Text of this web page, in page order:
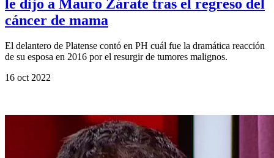
le dijo a Mauro Zárate tras el regreso del
cáncer de mama
El delantero de Platense contó en PH cuál fue la dramática reacción
de su esposa en 2016 por el resurgir de tumores malignos.
16 oct 2022